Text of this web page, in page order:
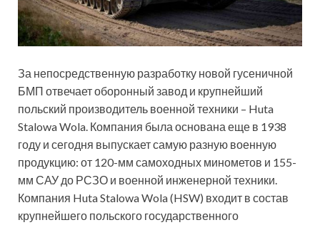
За непосредственную разработку новой гусеничной
БМП отвечает оборонный завод и крупнейший
польский производитель военной техники – Huta
Stalowa Wola. Компания была основана еще в 1938
году и сегодня выпускает самую разную военную
продукцию: от 120-мм самоходных минометов и 155-
мм САУ до РСЗО и военной инженерной техники.
Компания Huta Stalowa Wola (HSW) входит в состав
крупнейшего польского государственного